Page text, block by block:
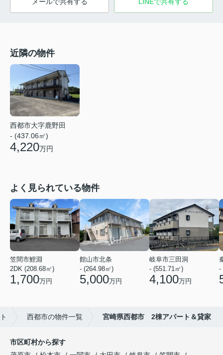
近隣の物件
西都市大字鹿野田
- (437.06㎡)
4,220万円
よく見られている物件
笠間市鯉淵
2DK (208.68㎡)
1,700万円
館山市北条
- (264.98㎡)
5,000万円
岐阜市三田洞
- (551.71㎡)
4,100万円
-
西都市の物件一覧 宮崎県西都市 2棟アパート＆貸家
市区町村から探す